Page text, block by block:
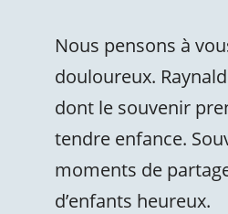
Nous pensons à
douloureux.
dont le souvenir
tendre enfance.
moments de
d’enfants heureux.